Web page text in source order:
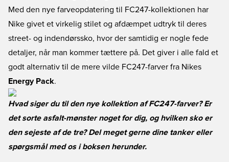
Med den nye farveopdatering til FC247-kollektionen har
Nike givet et virkelig stilet og afdæmpet udtryk til deres
street- og indendørssko, hvor der samtidig er nogle fede
detaljer, når man kommer tættere på. Det giver i alle fald et
godt alternativ til de mere vilde FC247-farver fra Nikes
Energy Pack.
Hvad siger du til den nye kollektion af FC247-farver? Er
det sorte asfalt-mønster noget for dig, og hvilken sko er
den sejeste af de tre? Del meget gerne dine tanker eller
spørgsmål med os i boksen herunder.